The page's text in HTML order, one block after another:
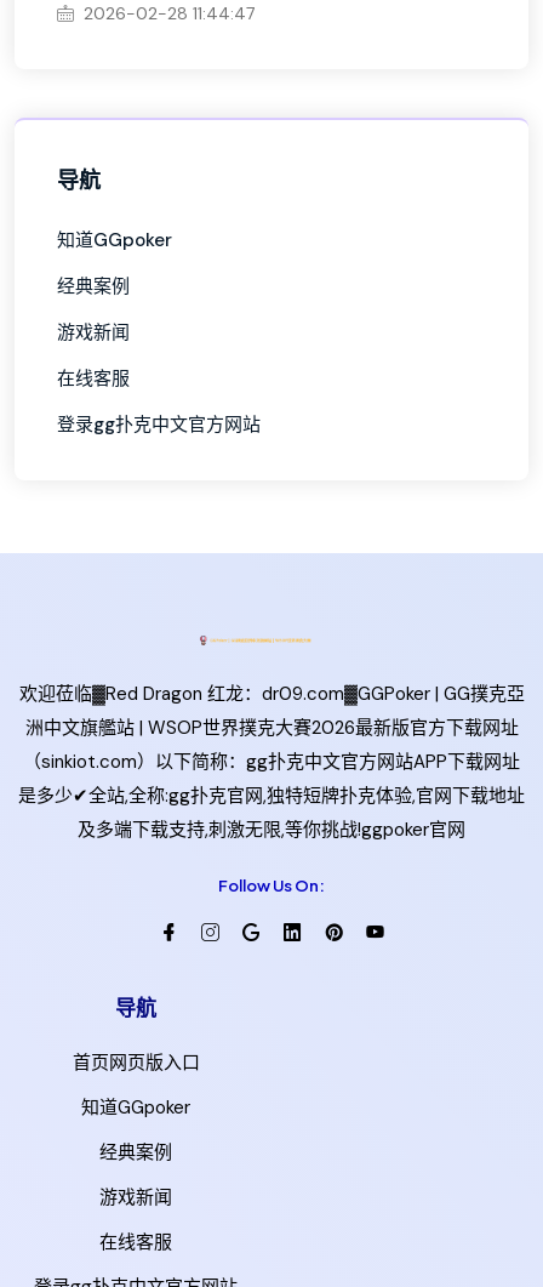
2026-02-28 11:44:47
导航
知道GGpoker
经典案例
游戏新闻
在线客服
登录gg扑克中文官方网站
欢迎莅临▓Red Dragon 红龙：dr09.com▓GGPoker | GG撲克亞
洲中文旗艦站 | WSOP世界撲克大賽2026最新版官方下载网址
（sinkiot.com）以下简称：gg扑克中文官方网站APP下载网址
是多少✔全站,全称:gg扑克官网,独特短牌扑克体验,官网下载地址
及多端下载支持,刺激无限,等你挑战!ggpoker官网
Follow Us On:
导航
首页网页版入口
知道GGpoker
经典案例
游戏新闻
在线客服